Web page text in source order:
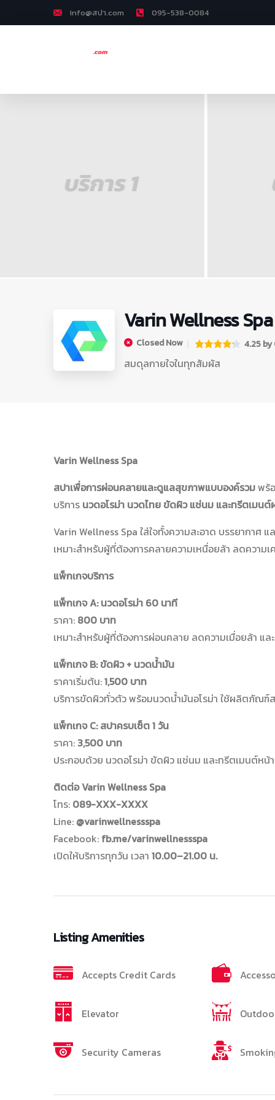
info@สปา.com 095-538-0084
Varin Wellness
Closed Now 4.25 by
สมดุลกายใจในทุกสัมผัส
Varin Wellness Spa
สปาเพื่อการผ่อนคลายและดูแลสุขภาพแบบองค์รวมพร้
บริการ นวดอโรม่า นวดไทย ขัดผิว แช่นม และทรีตเมน
Varin Wellness Spa ใส่ใจทั้งความสะอาด บรรยาก
เหมาะสำหรับผู้ที่ต้องการคลายความเหนื่อยล้า ลดควา
แพ็กเกจบริการ
แพ็กเกจ A: นวดอโรม่า 60 นาที
ราคา: 800 บาท
เหมาะสำหรับผู้ที่ต้องการผ่อนคลาย ลดความเมื่อยล้า แ
แพ็กเกจ B: ขัดผิว + นวดน้ำมัน
ราคาเริ่มต้น:1,500 บาท
บริการขัดผิวทั่วตัว พร้อมนวดน้ำมันอโรม่า ใช้ผลิตภัณฑ์
แพ็กเกจ C: สปาครบเซ็ต 1 วัน
ราคา: 3,500 บาท
ประกอบด้วย นวดอโรม่า ขัดผิว แช่นม และทรีตเมนต์หน้
ติดต่อ Varin Wellness Spa
โทร: 089-XXX-XXXX
Line: @varinwellnessspa
Facebook: fb.me/varinwellnessspa
เปิดให้บริการทุกวัน เวลา 10.00–21.00 น.
Listing Amenities
Accepts Credit Cards
Elevator
Security Cameras